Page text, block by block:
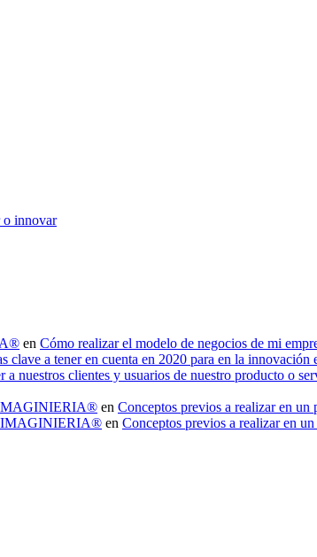
o innovar
en Cómo realizar el modelo de negocios de mi
clave a tener en cuenta en 2020 para en la innovación
a nuestros clientes y usuarios de nuestro producto
en Conceptos previos a realizar en
en Conceptos previos a realizar en